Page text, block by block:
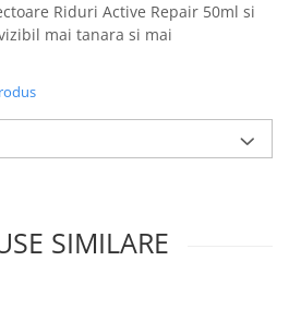
Riduri Active Repair 50ml si
mai tanara si mai
SIMILARE